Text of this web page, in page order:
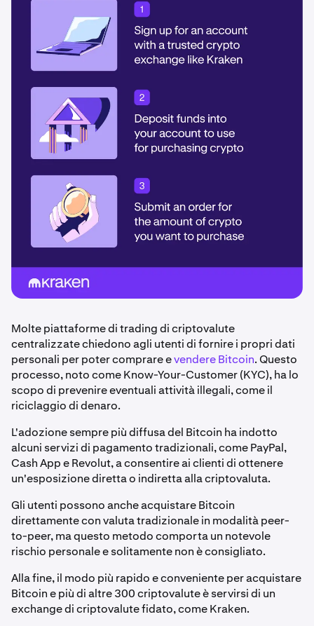
Molte piattaforme di trading di criptovalute
centralizzate chiedono agli utenti di fornire i propri dati
personali per poter comprare evendere Bitcoin. Questo
processo, noto come Know-Your-Customer (KYC), ha lo
scopo di prevenire eventuali attività illegali, come il
riciclaggio di denaro.
L'adozione sempre più diffusa del Bitcoin ha indotto
alcuni servizi di pagamento tradizionali, come PayPal,
Cash App e Revolut, a consentire ai clienti di ottenere
un'esposizione diretta o indiretta alla criptovaluta.
Gli utenti possono anche acquistare Bitcoin
direttamente con valuta tradizionale in modalità peer-
to-peer, ma questo metodo comporta un notevole
rischio personale e solitamente non è consigliato.
Alla fine, il modo più rapido e conveniente per acquistare
Bitcoin e più di altre 300 criptovalute è servirsi di un
exchange di criptovalute fidato, come Kraken.